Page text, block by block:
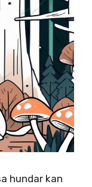
hundar kan